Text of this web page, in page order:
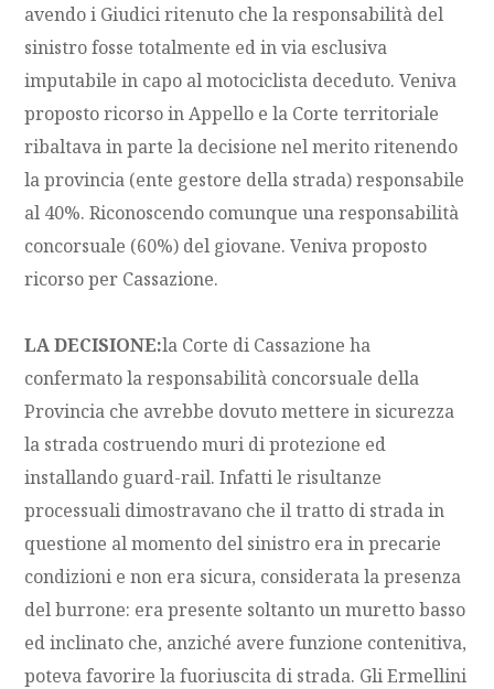
avendo i Giudici ritenuto che la responsabilità del
sinistro fosse totalmente ed in via esclusiva
imputabile in capo al motociclista deceduto. Veniva
proposto ricorso in Appello e la Corte territoriale
ribaltava in parte la decisione nel merito ritenendo
la provincia (ente gestore della strada) responsabile
al 40%. Riconoscendo comunque una responsabilità
concorsuale (60%) del giovane. Veniva proposto
ricorso per Cassazione.
LA DECISIONE:la Corte di Cassazione ha
confermato la responsabilità concorsuale della
Provincia che avrebbe dovuto mettere in sicurezza
la strada costruendo muri di protezione ed
installando guard-rail. Infatti le risultanze
processuali dimostravano che il tratto di strada in
questione al momento del sinistro era in precarie
condizioni e non era sicura, considerata la presenza
del burrone: era presente soltanto un muretto basso
ed inclinato che, anziché avere funzione contenitiva,
poteva favorire la fuoriuscita di strada. Gli Ermellini